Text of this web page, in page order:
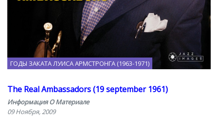
ГОДЫ ЗАКАТА ЛУИСА АРМСТРОНГА (1963-1971)
The Real Ambassadors (19 september 1961)
Информация О Материале
09 Ноября, 2009